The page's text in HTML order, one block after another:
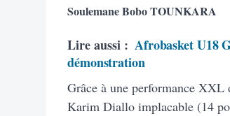
Soulemane Bobo TOUNKARA
Lire aussi : Afrobasket U18
démonstration
Grâce à une performance
Karim Diallo implacable (14